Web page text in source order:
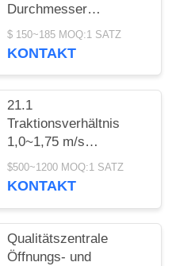
Durchmesser
1000~2000N
Seilziehkraft und
$ 150~185 MOQ:1 SATZ
KONTAKT
21.1
Traktionsverhältnis
1,0~1,75 m/s
Geschwindigkeit
Kompaktes Bauwerk
$500~1200 MOQ:1 SATZ
KONTAKT
Qualitätszentrale
Öffnungs- und